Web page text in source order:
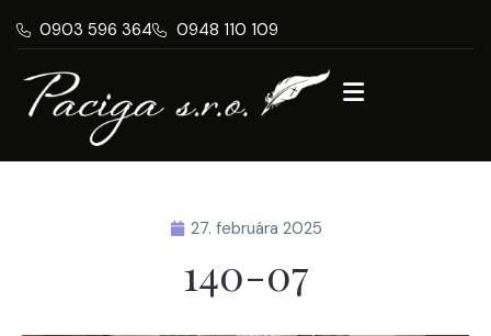
0903 596 364 0948 110 109
27. februára 2025
140-07